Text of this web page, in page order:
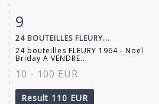
9
24 BOUTEILLES FLEURY...
24 bouteilles FLEURY 1964 - Noel
Briday A VENDRE...
10 - 100 EUR
Result 110 EUR